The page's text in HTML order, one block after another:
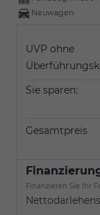
Neuwagen
UVP ohne
Sie sparen:
Gesamtpreis
Finanzieren Sie Ihr